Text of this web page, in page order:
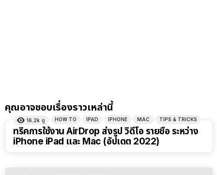
คุณอาจชอบเรื่องราวเหล่านี้
16.2k ดู HOW TO IPAD IPHONE MAC TIPS & TRICKS
ทริคการใช้งาน AirDrop ส่งรูป วิดีโอ รายชื่อ ระหว่าง
iPhone iPad และ Mac (อัปเดต 2022)